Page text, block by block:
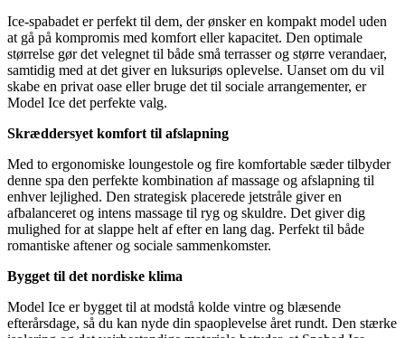
Ice-spabadet er perfekt til dem, der ønsker en kompakt model uden
at gå på kompromis med komfort eller kapacitet. Den optimale
størrelse gør det velegnet til både små terrasser og større verandaer,
samtidig med at det giver en luksuriøs oplevelse. Uanset om du vil
skabe en privat oase eller bruge det til sociale arrangementer, er
Model Ice det perfekte valg.
Skræddersyet komfort til afslapning
Med to ergonomiske loungestole og fire komfortable sæder tilbyder
denne spa den perfekte kombination af massage og afslapning til
enhver lejlighed. Den strategisk placerede jetstråle giver en
afbalanceret og intens massage til ryg og skuldre. Det giver dig
mulighed for at slappe helt af efter en lang dag. Perfekt til både
romantiske aftener og sociale sammenkomster.
Bygget til det nordiske klima
Model Ice er bygget til at modstå kolde vintre og blæsende
efterårsdage, så du kan nyde din spaoplevelse året rundt. Den stærke